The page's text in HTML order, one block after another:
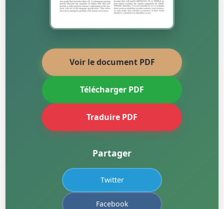
Voir le document PDF
Télécharger PDF
Traduire PDF
Partager
Twitter
Facebook